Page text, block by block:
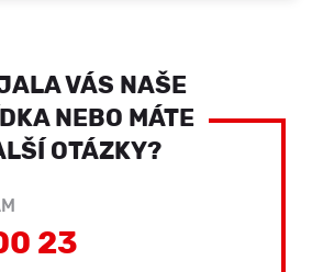
VÁS NAŠE
NEBO MÁTE
OTÁZKY?
23